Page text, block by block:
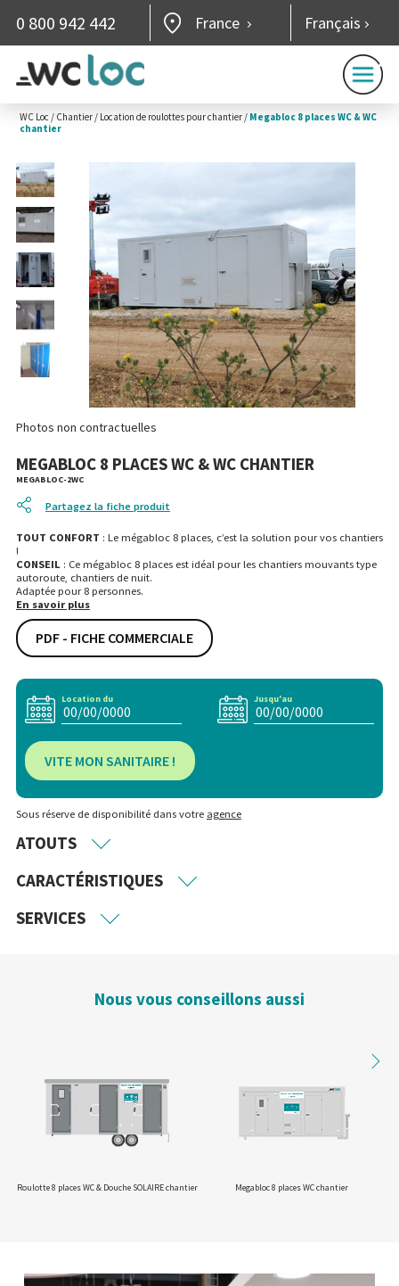
0 800 942 442 France Français
WC Loc / Chantier / Location de roulottes pour chantier / Megabloc 8 places WC & WC
chantier
Photos non contractuelles
MEGABLOC 8 PLACES WC & WC CHANTIER
MEGABLOC-2WC
Partagez la fiche produit
TOUT CONFORT : Le mégabloc 8 places, c’est la solution pour vos chantiers
!
CONSEIL : Ce mégabloc 8 places est idéal pour les chantiers mouvants type
autoroute, chantiers de nuit.
Adaptée pour 8 personnes.
En savoir plus
PDF - FICHE COMMERCIALE
Location du Jusqu'au
VITE MON SANITAIRE !
Sous réserve de disponibilité dans votre agence
ATOUTS
CARACTÉRISTIQUES
SERVICES
Nous vous conseillons aussi
Roulotte 8 places WC & Douche SOLAIRE chantier Megabloc 8 places WC chantier